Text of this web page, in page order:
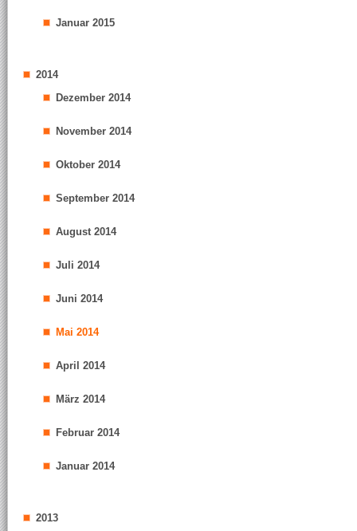
Januar 2015
2014
Dezember 2014
November 2014
Oktober 2014
September 2014
August 2014
Juli 2014
Juni 2014
Mai 2014
April 2014
März 2014
Februar 2014
Januar 2014
2013